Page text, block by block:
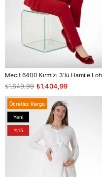
₺1.404,99
₺1.649,99
Ücretsiz Kargo
Yeni
Ürün
%15